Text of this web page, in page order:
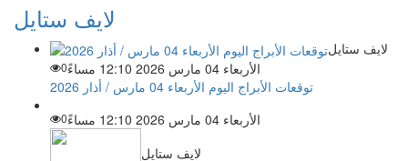
لايف ستايل
لايف ستايل
الأربعاء 04 مارس 2026 12:10 مساءً
0
توقعات الأبراج اليوم الأربعاء 04 مارس / أذار 2026
الأربعاء 04 مارس 2026 12:10 مساءً
0
لايف ستايل